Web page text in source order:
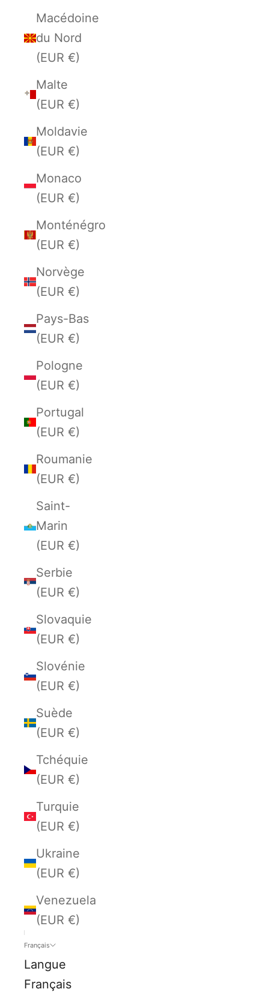
Macédoine
du Nord
(EUR €)
Malte
(EUR €)
Moldavie
(EUR €)
Monaco
(EUR €)
Monténégro
(EUR €)
Norvège
(EUR €)
Pays-Bas
(EUR €)
Pologne
(EUR €)
Portugal
(EUR €)
Roumanie
(EUR €)
Saint-
Marin
(EUR €)
Serbie
(EUR €)
Slovaquie
(EUR €)
Slovénie
(EUR €)
Suède
(EUR €)
Tchéquie
(EUR €)
Turquie
(EUR €)
Ukraine
(EUR €)
Venezuela
(EUR €)
Français
Langue
Français